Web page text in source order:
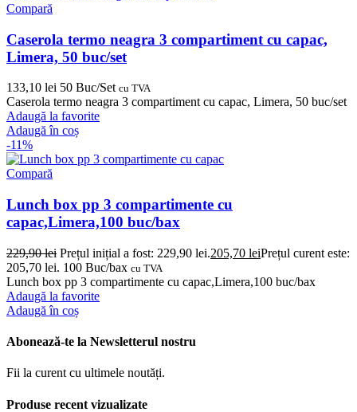
Compară
Caserola termo neagra 3 compartiment cu capac,
Limera, 50 buc/set
133,10 lei 50 Buc/Set cu TVA
Caserola termo neagra 3 compartiment cu capac, Limera, 50 buc/set
Adaugă la favorite
Adaugă în coș
-11%
Compară
Lunch box pp 3 compartimente cu
capac,Limera,100 buc/bax
229,90lei Prețul inițial a fost: 229,90 lei.205,70 leiPrețul curent este:
205,70 lei. 100 Buc/bax cu TVA
Lunch box pp 3 compartimente cu capac,Limera,100 buc/bax
Adaugă la favorite
Adaugă în coș
Abonează-te la Newsletterul nostru
Fii la curent cu ultimele noutăți.
Produse recent vizualizate